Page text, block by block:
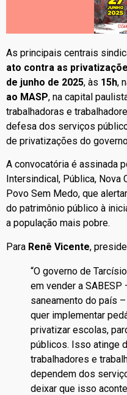
As principais centrais
ato contra as
de junho de 2025, às 15h,
ao MASP, na capital
trabalhadoras e
defesa dos serviços
de privatizações do
A convocatória é assinada
Intersindical, Pública, Nova
Povo Sem Medo, que
do patrimônio público à
a população mais pobre.
Para Renê Vicente,
“O governo de
em vender a
saneamento do país
quer implementar
privatizar escolas,
públicos. Isso atinge
trabalhadores e
dependem dos
deixar que isso